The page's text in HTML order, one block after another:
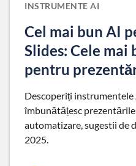
INSTRUMENTE AI
Cel mai bun AI
Slides: Cele
pentru
Descoperiți instrumentele
îmbunătățesc prezentările
automatizare, sugestii de
2025.